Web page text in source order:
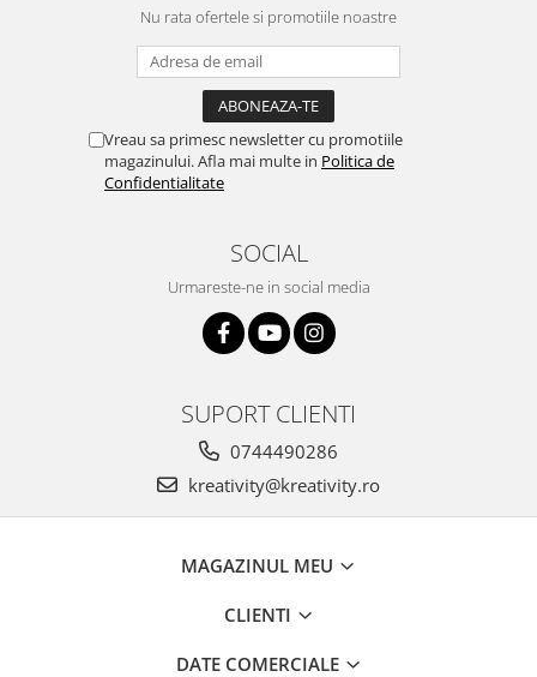
Nu rata ofertele si promotiile noastre
Vreau sa primesc newsletter cu promotiile
magazinului. Afla mai multe in Politica de
Confidentialitate
SOCIAL
Urmareste-ne in social media
SUPORT CLIENTI
0744490286
kreativity@kreativity.ro
MAGAZINUL MEU
CLIENTI
DATE COMERCIALE